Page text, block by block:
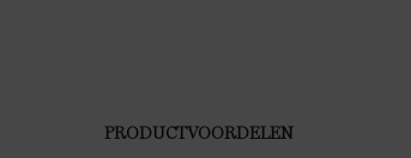
PRODUCTVOORDELEN